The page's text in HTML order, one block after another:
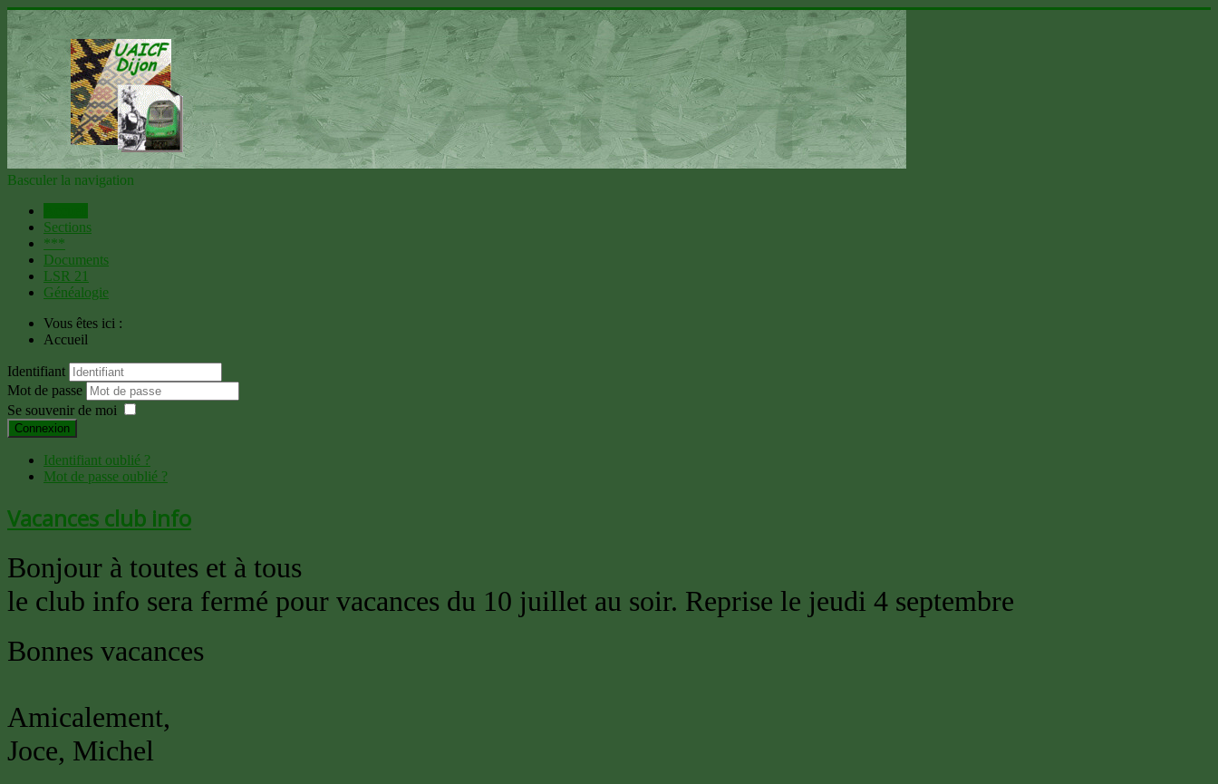
Basculer la navigation
Sections
***
Documents
LSR 21
Généalogie
Vous êtes ici :
Accueil
Identifiant
Mot de passe
Se souvenir de moi
Connexion
Identifiant oublié ?
Mot de passe oublié ?
Vacances club info
Bonjour à toutes et à tous
le club info sera fermé pour vacances du 10 juillet au soir. Reprise le jeudi 4 septembre
Bonnes vacances
Amicalement,
Joce, Michel